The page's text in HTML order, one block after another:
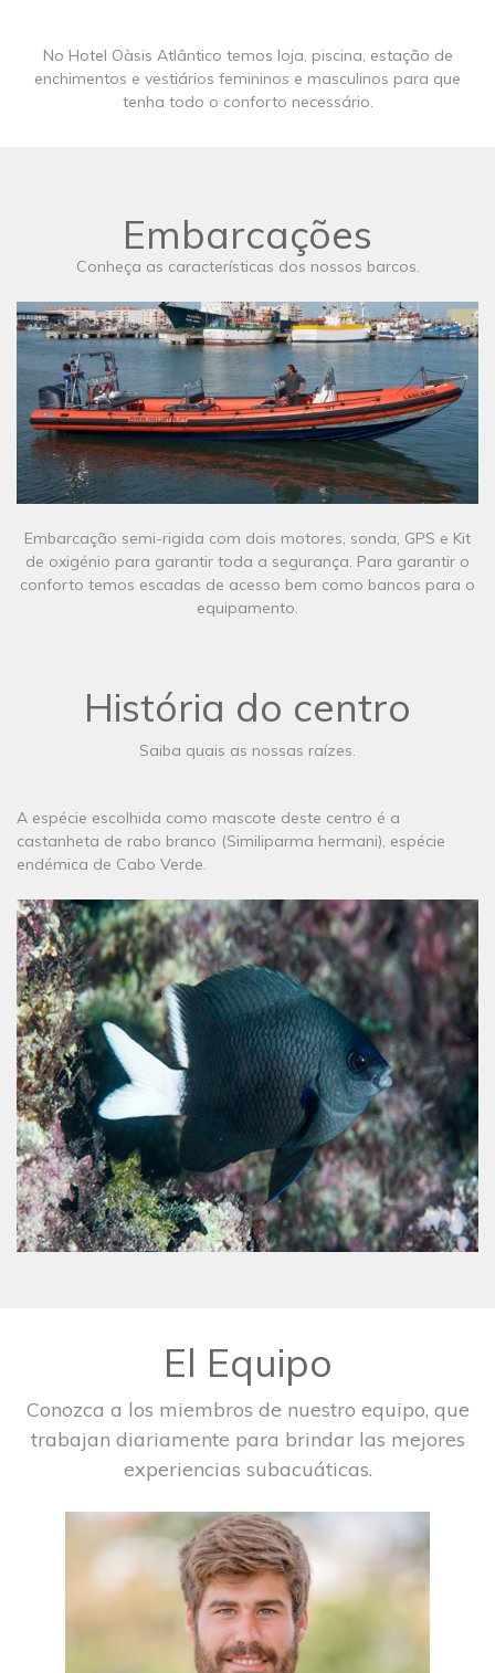
No Hotel Oàsis Atlântico temos loja, piscina, estação de
enchimentos e vestiários femininos e masculinos para que
tenha todo o conforto necessário.
Embarcações
Conheça as características dos nossos barcos.
​​Embarcação semi-rigida com dois motores, sonda, GPS e Kit
de oxigénio para garantir toda a segurança. Para garantir o
conforto temos escadas de acesso bem como bancos para o
equipamento.
História do centro
Saiba quais as nossas raízes.
A espécie escolhida como mascote deste centro é a
castanheta de rabo branco (Similiparma hermani), espécie
endémica de Cabo Verde.
El Equipo
Conozca a los miembros de nuestro equipo, que
trabajan diariamente para brindar las mejores
experiencias subacuáticas.